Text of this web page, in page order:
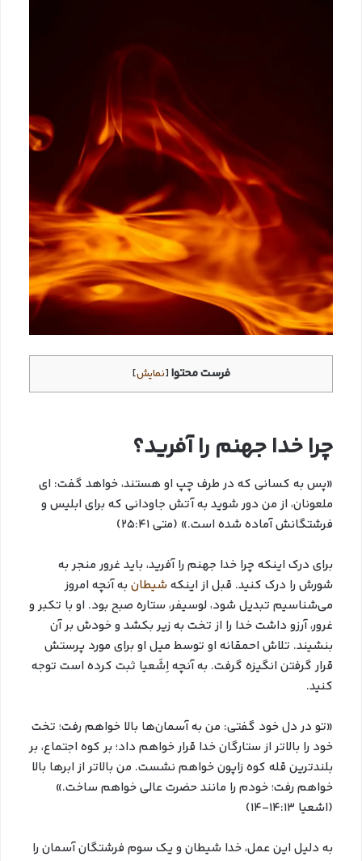
فرست محتوا [نمایش]
چرا خدا جهنم را آفرید؟
«پس به کسانی که در طرف چپ او هستند، خواهد گفت: ای
ملعونان، از من دور شوید به آتش جاودانی که برای ابلیس و
فرشتگانش آماده شده است.» (متی ۲۵:۴۱)
برای درک اینکه چرا خدا جهنم را آفرید، باید غرور منجر به
شورش را درک کنید. قبل از اینکهشیطانبه آنچه امروز
می‌شناسیم تبدیل شود، لوسیفر، ستاره صبح بود. او با تکبر و
غرور، آرزو داشت خدا را از تخت به زیر بکشد و خودش بر آن
بنشیند. تلاش احمقانه او توسط میل او برای مورد پرستش
قرار گرفتن انگیزه گرفت. به آنچه اِشَعیا ثبت کرده است توجه
کنید.
«تو در دل خود گفتی: من به آسمان‌ها بالا خواهم رفت؛ تخت
خود را بالاتر از ستارگان خدا قرار خواهم داد؛ بر کوه اجتماع، بر
بلندترین قله کوه زاپون خواهم نشست. من بالاتر از ابرها بالا
خواهم رفت؛ خودم را مانند حضرت عالی خواهم ساخت.»
(اشعیا ۱۴:۱۳-۱۴)
به دلیل این عمل، خدا شیطان و یک سوم فرشتگان آسمان را